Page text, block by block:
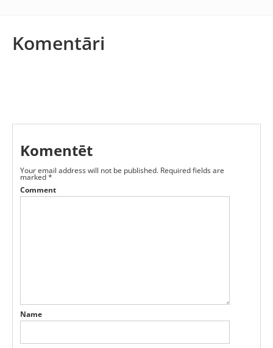
Komentāri
Komentēt
Your email address will not be published. Required fields are
marked*
Comment
Name